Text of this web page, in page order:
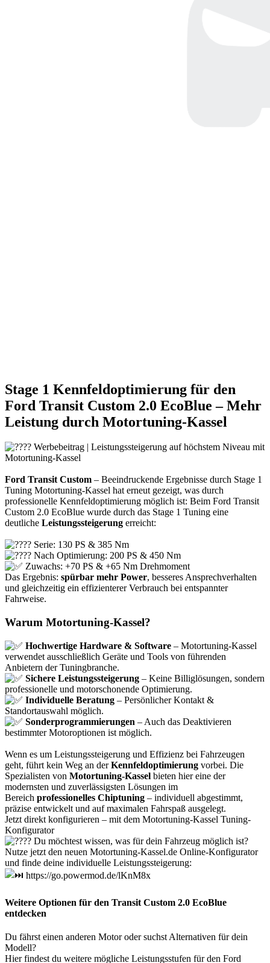
Stage 1 Kennfeldoptimierung für den
Ford Transit Custom 2.0 EcoBlue – Mehr
Leistung durch Motortuning-Kassel
Werbebeitrag | Leistungssteigerung auf höchstem Niveau mit
Motortuning-Kassel
Ford Transit Custom – Beeindruckende Ergebnisse durch Stage 1
Tuning Motortuning-Kassel hat erneut gezeigt, was durch
professionelle Kennfeldoptimierung möglich ist: Beim Ford Transit
Custom 2.0 EcoBlue wurde durch das Stage 1 Tuning eine
deutliche Leistungssteigerung erreicht:
Serie: 130 PS & 385 Nm
Nach Optimierung: 200 PS & 450 Nm
Zuwachs: +70 PS & +65 Nm Drehmoment
Das Ergebnis: spürbar mehr Power, besseres Ansprechverhalten
und gleichzeitig ein effizienterer Verbrauch bei entspannter
Fahrweise.
Warum Motortuning-Kassel?
Hochwertige Hardware & Software – Motortuning-Kassel
verwendet ausschließlich Geräte und Tools von führenden
Anbietern der Tuningbranche.
Sichere Leistungssteigerung – Keine Billiglösungen, sondern
professionelle und motorschonende Optimierung.
Individuelle Beratung – Persönlicher Kontakt &
Standortauswahl möglich.
Sonderprogrammierungen – Auch das Deaktivieren
bestimmter Motoroptionen ist möglich.
Wenn es um Leistungssteigerung und Effizienz bei Fahrzeugen
geht, führt kein Weg an derKennfeldoptimierung vorbei. Die
Spezialisten von Motortuning-Kassel bieten hier eine der
modernsten und zuverlässigsten Lösungen im
Bereich professionelles Chiptuning – individuell abgestimmt,
präzise entwickelt und auf maximalen Fahrspaß ausgelegt.
Jetzt direkt konfigurieren – mit dem Motortuning-Kassel Tuning-
Konfigurator
Du möchtest wissen, was für dein Fahrzeug möglich ist?
Nutze jetzt den neuen Motortuning-Kassel.de Online-Konfigurator
und finde deine individuelle Leistungssteigerung:
https://go.powermod.de/lKnM8x
Weitere Optionen für den Transit Custom 2.0 EcoBlue
entdecken
Du fährst einen anderen Motor oder suchst Alternativen für dein
Modell?
Hier findest du weitere mögliche Leistungsstufen für den Ford